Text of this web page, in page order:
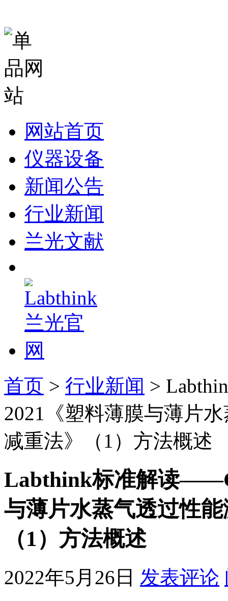
网站首页
仪器设备
新闻公告
行业新闻
兰光文献
首页 > 行业新闻 >
2021《塑料薄膜与薄片
减重法》（1）方法概述
Labthink标准解读
与薄片水蒸气透过性
（1）方法概述
2022年5月26日 发表评论